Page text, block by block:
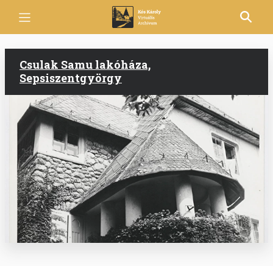
Csulak Samu lakóháza,
Sepsiszentgyörgy